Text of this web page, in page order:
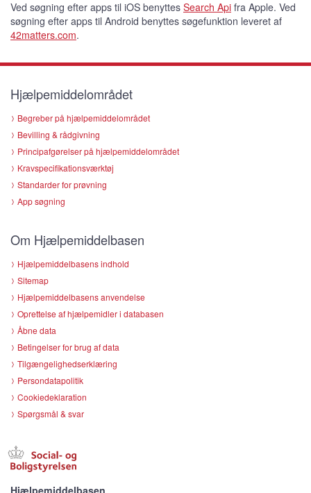
Ved søgning efter apps til iOS benyttes Search Api fra Apple. Ved
søgning efter apps til Android benyttes søgefunktion leveret af
42matters.com.
Hjælpemiddelområdet
Begreber på hjælpemiddelområdet
Bevilling & rådgivning
Principafgørelser på hjælpemiddelområdet
Kravspecifikationsværktøj
Standarder for prøvning
App søgning
Om Hjælpemiddelbasen
Hjælpemiddelbasens indhold
Sitemap
Hjælpemiddelbasens anvendelse
Oprettelse af hjælpemidler i databasen
Åbne data
Betingelser for brug af data
Tilgængelighedserklæring
Persondatapolitik
Cookiedeklaration
Spørgsmål & svar